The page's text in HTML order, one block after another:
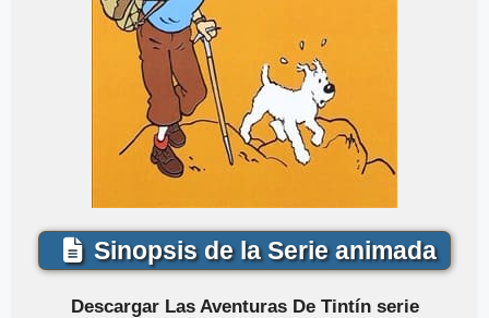
Sinopsis de la Serie animada
Descargar Las Aventuras De Tintín serie